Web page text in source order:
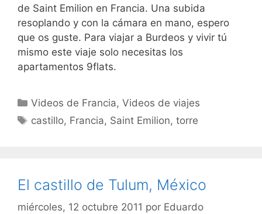
de Saint Emilion en Francia. Una subida
resoplando y con la cámara en mano, espero
que os guste. Para viajar a Burdeos y vivir tú
mismo este viaje solo necesitas los
apartamentos 9flats.
Categorías
Videos de Francia,Videos de viajes
Etiquetas
castillo, Francia, Saint Emilion,torre
El castillo de Tulum, México
miércoles, 12 octubre 2011 por Eduardo